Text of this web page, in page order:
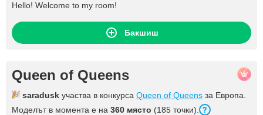
Hello! Welcome to my room!
Бакшиш
Queen of Queens
saradusk участва в конкурса Queen of Queens за Европа.
Моделът в момента е на 360 място (185 точки).